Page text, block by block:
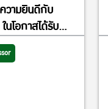
วามยินดีกับ
โอกาสได้รับ
จัย
าคุณภาพ